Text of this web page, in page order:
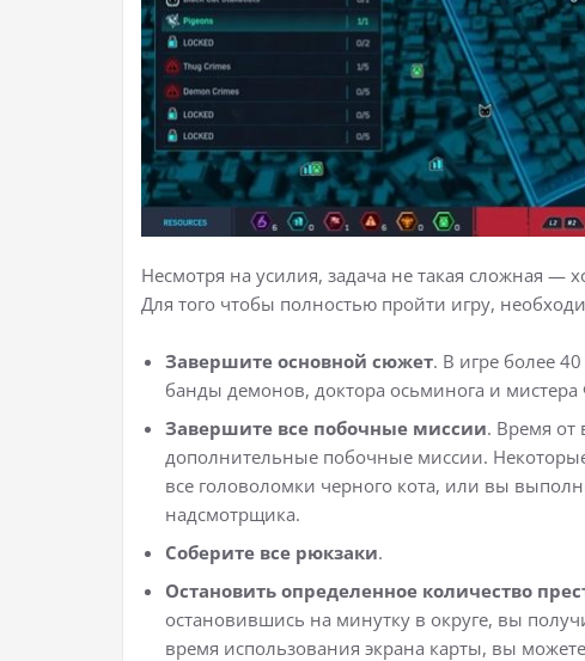
Несмотря на усилия, задача не такая сложная —
Для того чтобы полностью пройти игру,
Завершите основной сюжет. В игре более
банды демонов, доктора осьминога и мистера
Завершите все побочные миссии. Время от
дополнительные побочные миссии.
все головоломки черного кота, или вы
надсмотрщика.
Соберите все рюкзаки.
Остановить определенное количество
остановившись на минутку в округе, вы
время использования экрана карты, вы